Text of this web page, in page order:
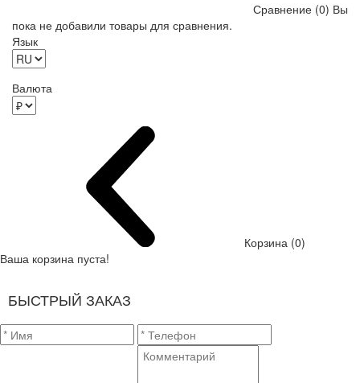
Сравнение (0) Вы
пока не добавили товары для сравнения.
Язык
Валюта
Корзина (0)
Ваша корзина пуста!
БЫСТРЫЙ ЗАКАЗ